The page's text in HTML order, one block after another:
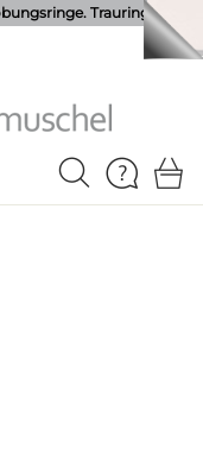
Trauringe.